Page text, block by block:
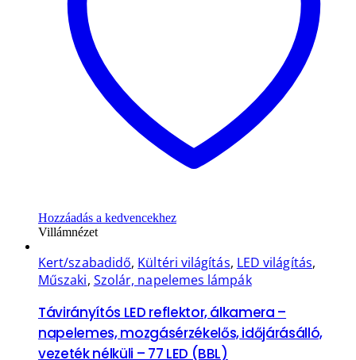
Hozzáadás a kedvencekhez
Villámnézet
Kert/szabadidő, Kültéri világítás, LED világítás,
Műszaki, Szolár, napelemes lámpák
Távirányítós LED reflektor, álkamera –
napelemes, mozgásérzékelős, időjárásálló,
vezeték nélküli – 77 LED (BBL)